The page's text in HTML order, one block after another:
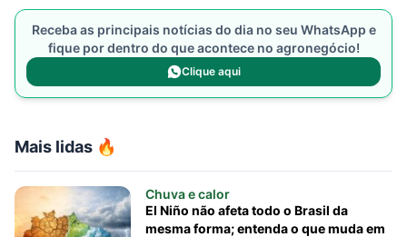
Mais lidas 🔥
Chuva e calor
El Niño não afeta todo o Brasil da
mesma forma; entenda o que muda em
Receba as principais notícias do dia no seu WhatsApp e
fique por dentro do que acontece no agronegócio!
Clique aqui